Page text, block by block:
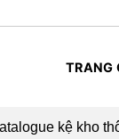
TRANG
kệ kho